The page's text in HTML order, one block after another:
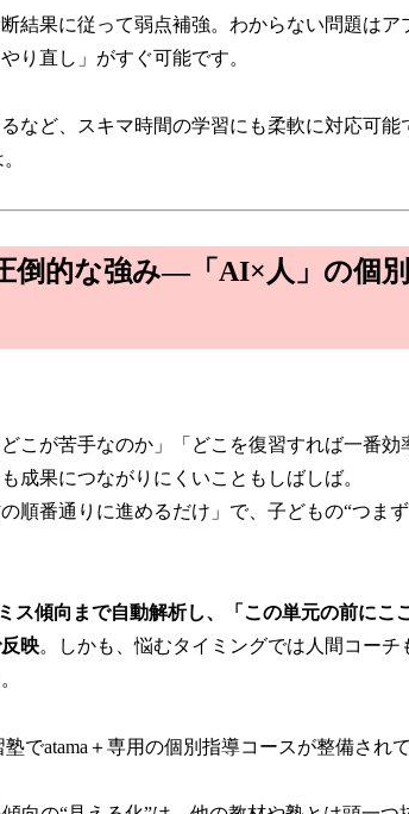
結果に従って弱点補強。わからない問題は
り直し」がすぐ可能です。
など、スキマ時間の学習にも柔軟に対応可能
倒的な強み—「AI×人」の個
こが苦手なのか」「どこを復習すれば一番効
成果につながりにくいこともしばしば。
順番通りに進めるだけ」で、子どもの“つま
ス傾向まで自動解析し、「この単元の前にこ
映。しかも、悩むタイミングでは人間コー
でatama＋専用の個別指導コースが整備され